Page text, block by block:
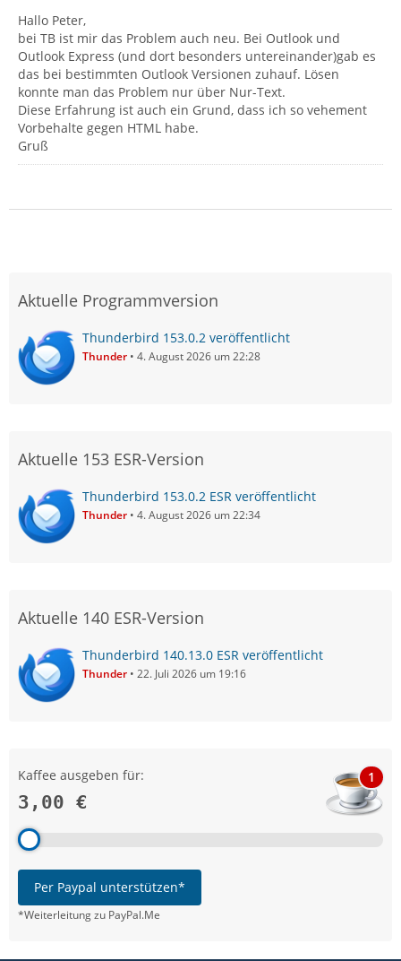
Hallo Peter,
bei TB ist mir das Problem auch neu. Bei Outlook und
Outlook Express (und dort besonders untereinander)gab es
das bei bestimmten Outlook Versionen zuhauf. Lösen
konnte man das Problem nur über Nur-Text.
Diese Erfahrung ist auch ein Grund, dass ich so vehement
Vorbehalte gegen HTML habe.
Gruß
Aktuelle Programmversion
Thunderbird 153.0.2 veröffentlicht
Thunder 4. August 2026 um 22:28
Aktuelle 153 ESR-Version
Thunderbird 153.0.2 ESR veröffentlicht
Thunder 4. August 2026 um 22:34
Aktuelle 140 ESR-Version
Thunderbird 140.13.0 ESR veröffentlicht
Thunder 22. Juli 2026 um 19:16
Kaffee ausgeben für:
3,00 €
1
Per Paypal unterstützen*
*Weiterleitung zu PayPal.Me